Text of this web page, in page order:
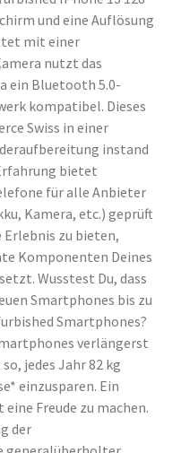
und eine Auflösung
mit einer
nutzt das
ein Bluetooth 5.0-
kompatibel. Dieses
Swiss in einer
instand
bietet
für alle Anbieter
Kamera, etc.) geprüft
Erlebnis zu bieten,
Komponenten Deines
Wusstest Du, dass
Smartphones bis zu
Smartphones?
verlängerst
jedes Jahr 82 kg
einzusparen. Ein
Freude zu machen.
der